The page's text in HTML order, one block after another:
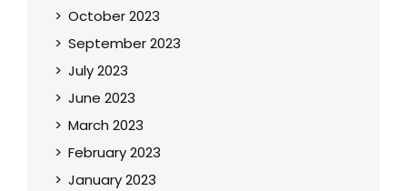
October 2023
September 2023
July 2023
June 2023
March 2023
February 2023
January 2023